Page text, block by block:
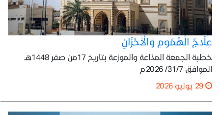
عِلَاجُ الْهُمُومِ وَالْأَحْزَانِ
خطبة الجمعة المذاعة والموزعة بتاريخ 17من صفر 1448هـ
الموافق 31/7/ 2026م